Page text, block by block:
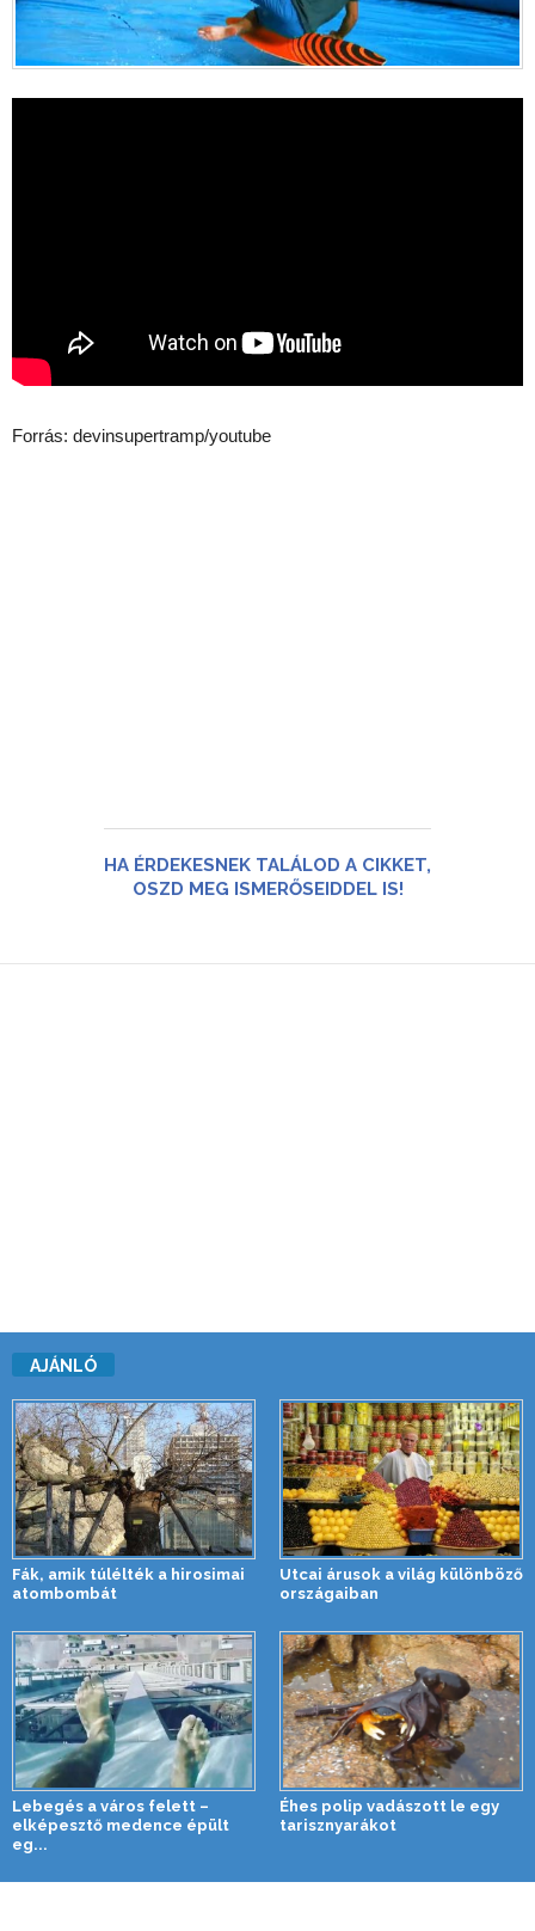
Forrás: devinsupertramp/youtube
HA ÉRDEKESNEK TALÁLOD A CIKKET,
OSZD MEG ISMERŐSEIDDEL IS!
AJÁNLÓ
Fák, amik túlélték a hirosimai
atombombát
Utcai árusok a világ különböző
országaiban
Lebegés a város felett –
elképesztő medence épült
eg...
Éhes polip vadászott le egy
tarisznyarákot